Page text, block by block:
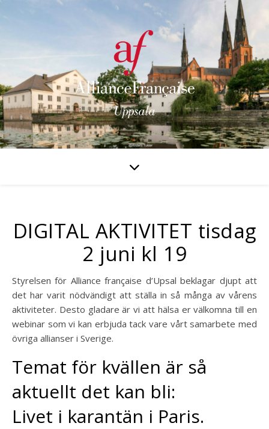
DIGITAL AKTIVITET tisdag
2 juni kl 19
Styrelsen för Alliance française d’Upsal beklagar djupt att
det har varit nödvändigt att ställa in så många av vårens
aktiviteter. Desto gladare är vi att hälsa er välkomna till en
webinar som vi kan erbjuda tack vare vårt samarbete med
övriga allianser i Sverige.
Temat för kvällen är så
aktuellt det kan bli:
Livet i karantän i Paris.